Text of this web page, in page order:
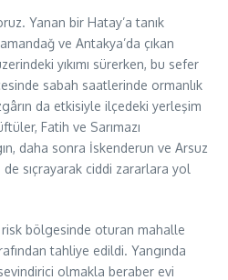
Yanan bir Hatay’a tanık
ve Antakya’da çıkan
yıkımı sürerken, bu sefer
sabah saatlerinde ormanlık
da etkisiyle ilçedeki yerleşim
Fatih ve Sarımazı
daha sonra İskenderun ve Arsuz
sıçrayarak ciddi zararlara yol
bölgesinde oturan mahalle
tahliye edildi. Yangında
olmakla beraber evi